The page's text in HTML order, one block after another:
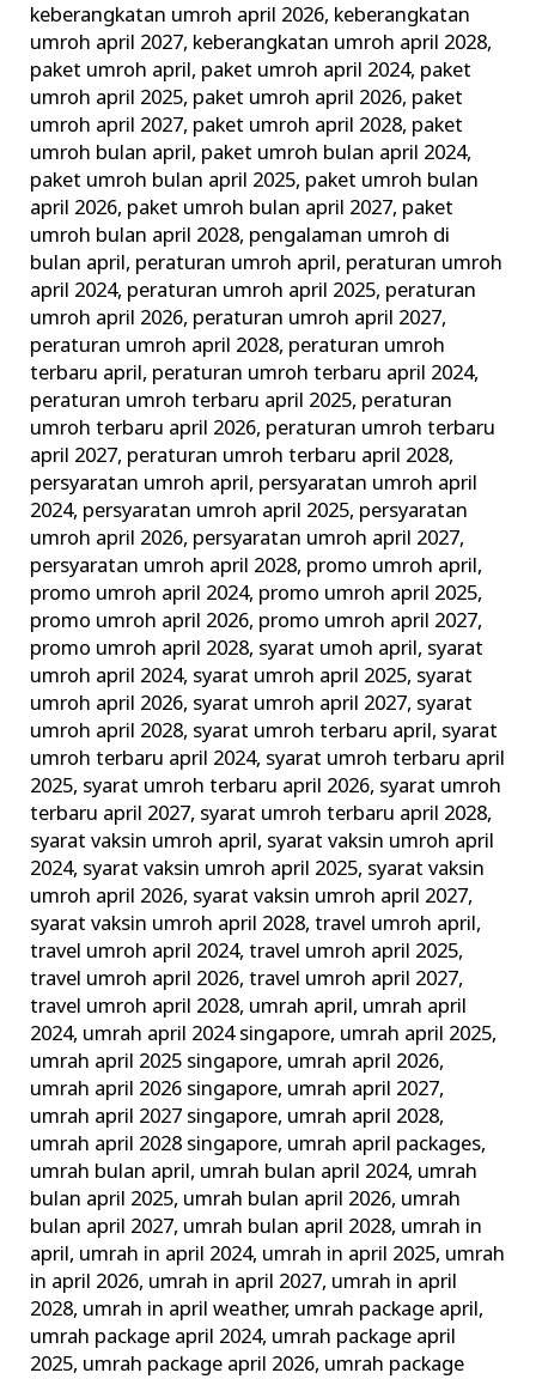
keberangkatan umroh april 2026, keberangkatan
umroh april 2027, keberangkatan umroh april 2028,
paket umroh april, paket umroh april 2024, paket
umroh april 2025, paket umroh april 2026, paket
umroh april 2027, paket umroh april 2028, paket
umroh bulan april, paket umroh bulan april 2024,
paket umroh bulan april 2025, paket umroh bulan
april 2026, paket umroh bulan april 2027, paket
umroh bulan april 2028, pengalaman umroh di
bulan april, peraturan umroh april, peraturan umroh
april 2024, peraturan umroh april 2025, peraturan
umroh april 2026, peraturan umroh april 2027,
peraturan umroh april 2028, peraturan umroh
terbaru april, peraturan umroh terbaru april 2024,
peraturan umroh terbaru april 2025, peraturan
umroh terbaru april 2026, peraturan umroh terbaru
april 2027, peraturan umroh terbaru april 2028,
persyaratan umroh april, persyaratan umroh april
2024, persyaratan umroh april 2025, persyaratan
umroh april 2026, persyaratan umroh april 2027,
persyaratan umroh april 2028, promo umroh april,
promo umroh april 2024, promo umroh april 2025,
promo umroh april 2026, promo umroh april 2027,
promo umroh april 2028, syarat umoh april, syarat
umroh april 2024, syarat umroh april 2025, syarat
umroh april 2026, syarat umroh april 2027, syarat
umroh april 2028, syarat umroh terbaru april, syarat
umroh terbaru april 2024, syarat umroh terbaru april
2025, syarat umroh terbaru april 2026, syarat umroh
terbaru april 2027, syarat umroh terbaru april 2028,
syarat vaksin umroh april, syarat vaksin umroh april
2024, syarat vaksin umroh april 2025, syarat vaksin
umroh april 2026, syarat vaksin umroh april 2027,
syarat vaksin umroh april 2028,travel umroh april,
travel umroh april 2024,travel umroh april 2025,
travel umroh april 2026,travel umroh april 2027,
travel umroh april 2028, umrah april, umrah april
2024, umrah april 2024 singapore, umrah april 2025,
umrah april 2025 singapore, umrah april 2026,
umrah april 2026 singapore, umrah april 2027,
umrah april 2027 singapore, umrah april 2028,
umrah april 2028 singapore, umrah april packages,
umrah bulan april, umrah bulan april 2024, umrah
bulan april 2025, umrah bulan april 2026, umrah
bulan april 2027, umrah bulan april 2028, umrah in
april, umrah in april 2024, umrah in april 2025, umrah
in april 2026, umrah in april 2027, umrah in april
2028, umrah in april weather, umrah package april,
umrah package april 2024, umrah package april
2025, umrah package april 2026, umrah package